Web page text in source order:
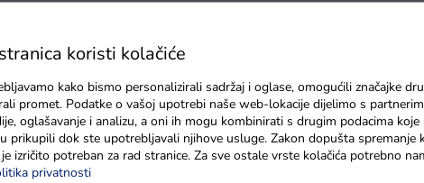
koristi kolačiće
kako bismo personalizirali sadržaj i oglase, omogućili značajke
promet. Podatke o vašoj upotrebi naše web-lokacije dijelimo s
oglašavanje i analizu, a oni ih mogu kombinirati s drugim podacima koje
prikupili dok ste upotrebljavali njihove usluge. Zakon dopušta spremanje
izričito potreban za rad stranice. Za sve ostale vrste kolačića potrebno
privatnosti
ribica rozi
Na zalihi - dostava do 6 dana